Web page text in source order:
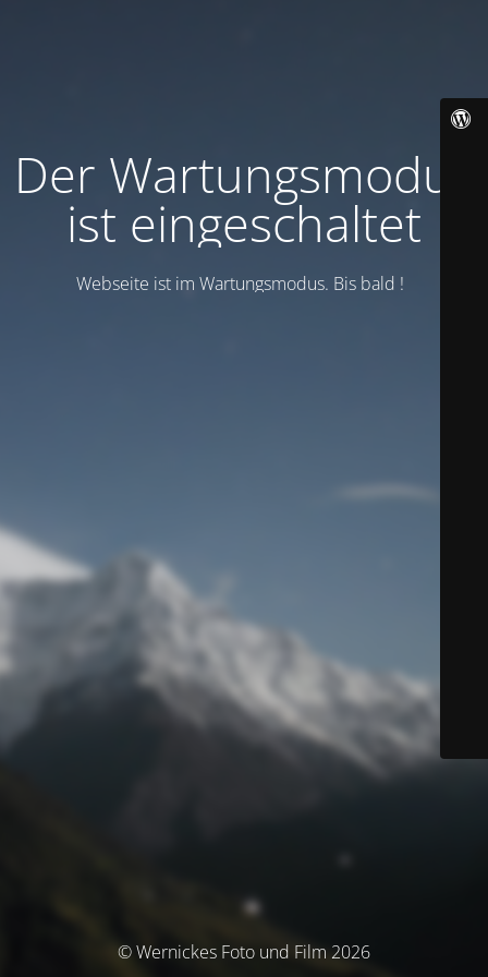
Der Wartungsmodus
ist eingeschaltet
Webseite ist im Wartungsmodus. Bis bald !
© Wernickes Foto und Film 2026